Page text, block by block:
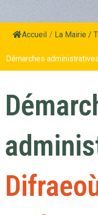
Accueil / La Mairie /
Démarches